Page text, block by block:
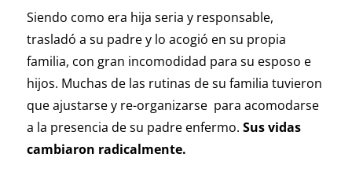
Siendo como era hija seria y responsable,
trasladó a su padre y lo acogió en su propia
familia, con gran incomodidad para su esposo e
hijos. Muchas de las rutinas de su familia tuvieron
que ajustarse y re-organizarse para acomodarse
a la presencia de su padre enfermo. Sus vidas
cambiaron radicalmente.